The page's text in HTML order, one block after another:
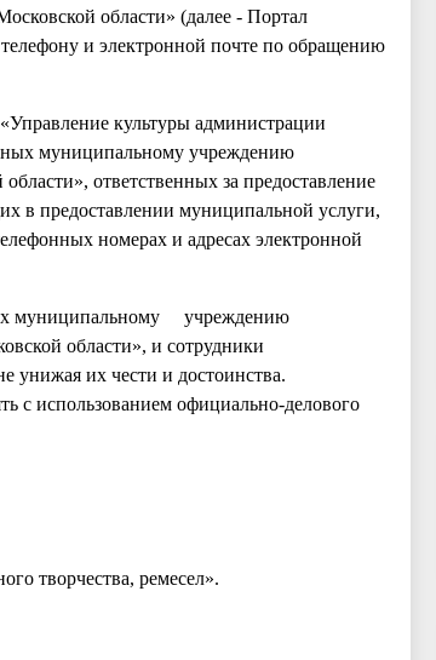
области» (далее - Портал
и электронной почте по обращению
культуры администрации
муниципальному учреждению
ответственных за предоставление
в предоставлении муниципальной услуги,
номерах и адресах электронной
учреждению
области», и сотрудники
унижая их чести и достоинства.
с использованием официально-делового
творчества, ремесел».